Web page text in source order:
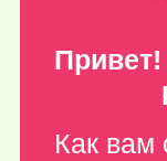
Как вам